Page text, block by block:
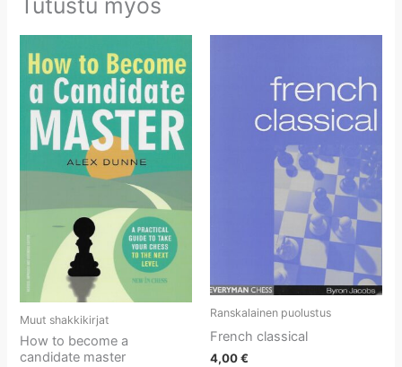
Muut shakkikirjat
How to become a
candidate master
Ranskalainen puolustus
French classical
4,00€